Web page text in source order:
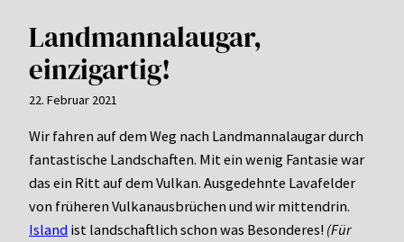
Landmannalaugar,
einzigartig!
22. Februar 2021
Wir fahren auf dem Weg nach Landmannalaugar durch
fantastische Landschaften. Mit ein wenig Fantasie war
das ein Ritt auf dem Vulkan. Ausgedehnte Lavafelder
von früheren Vulkanausbrüchen und wir mittendrin.
Island ist landschaftlich schon was Besonderes! (Für